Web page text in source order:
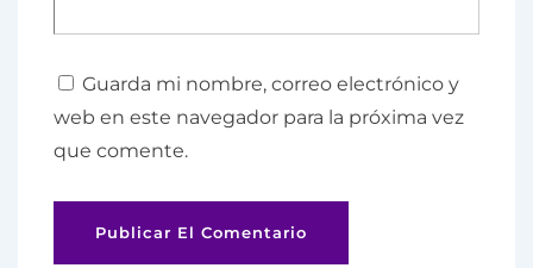
Guarda mi nombre, correo electrónico y
web en este navegador para la próxima vez
que comente.